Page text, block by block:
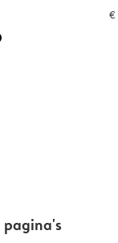
€
pagina's